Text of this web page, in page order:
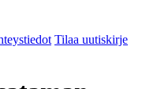
Tilaa uutiskirje